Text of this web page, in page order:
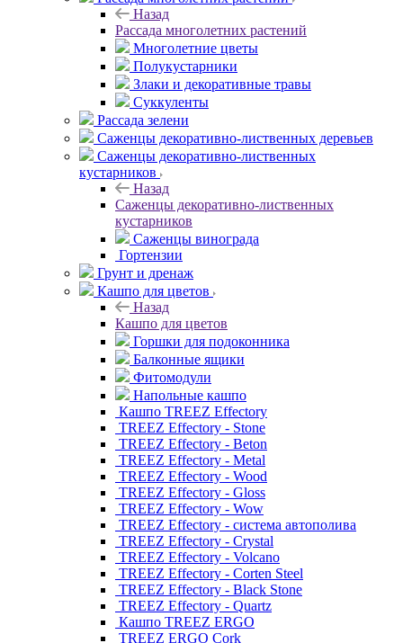
Назад
Рассада многолетних растений
Многолетние цветы
Полукустарники
Злаки и декоративные травы
Суккуленты
Рассада зелени
Саженцы декоративно-лиственных деревьев
Саженцы декоративно-лиственных
кустарников
Назад
Саженцы декоративно-лиственных
кустарников
Саженцы винограда
Гортензии
Грунт и дренаж
Кашпо для цветов
Назад
Кашпо для цветов
Горшки для подоконника
Балконные ящики
Фитомодули
Напольные кашпо
Кашпо TREEZ Effectory
TREEZ Effectory - Stone
TREEZ Effectory - Beton
TREEZ Effectory - Metal
TREEZ Effectory - Wood
TREEZ Effectory - Gloss
TREEZ Effectory - Wow
TREEZ Effectory - система автополива
TREEZ Effectory - Crystal
TREEZ Effectory - Volcano
TREEZ Effectory - Corten Steel
TREEZ Effectory - Black Stone
TREEZ Effectory - Quartz
Кашпо TREEZ ERGO
TREEZ ERGO Cork